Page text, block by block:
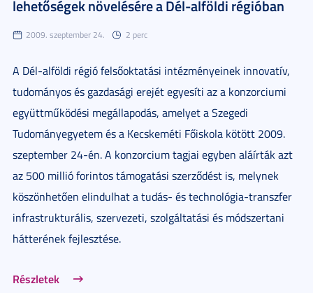
lehetőségek növelésére a Dél-alföldi régióban
2009. szeptember 24. 2 perc
A Dél-alföldi régió felsőoktatási intézményeinek innovatív,
tudományos és gazdasági erejét egyesíti az a konzorciumi
együttműködési megállapodás, amelyet a Szegedi
Tudományegyetem és a Kecskeméti Főiskola kötött 2009.
szeptember 24-én. A konzorcium tagjai egyben aláírták azt
az 500 millió forintos támogatási szerződést is, melynek
köszönhetően elindulhat a tudás- és technológia-transzfer
infrastrukturális, szervezeti, szolgáltatási és módszertani
hátterének fejlesztése.
Részletek